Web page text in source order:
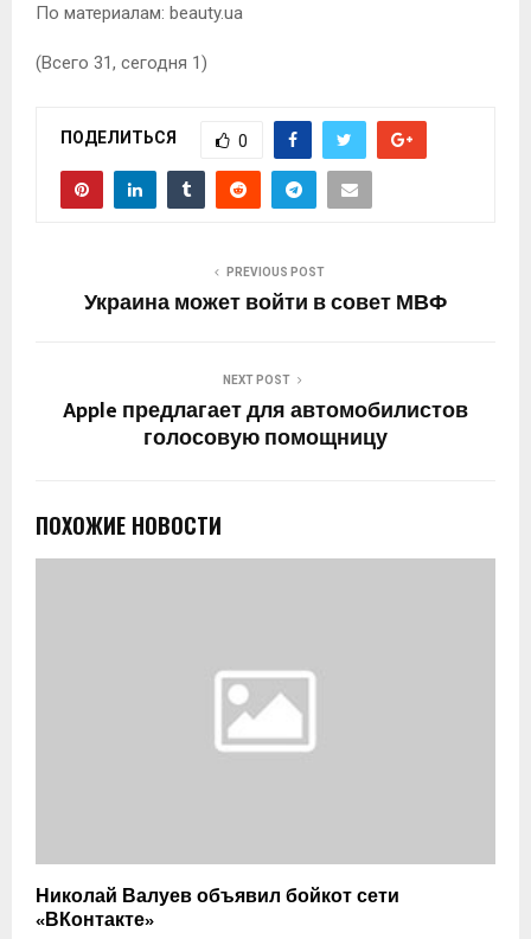
По материалам: beauty.ua
(Всего 31, сегодня 1)
ПОДЕЛИТЬСЯ 0
PREVIOUS POST
Украина может войти в совет МВФ
NEXT POST
Apple предлагает для автомобилистов
голосовую помощницу
ПОХОЖИЕ НОВОСТИ
Николай Валуев объявил бойкот сети
«ВКонтакте»